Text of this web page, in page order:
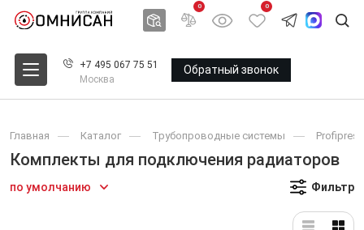
0 0
+7 495 067 75 51
Москва
Обратный звонок
Главная Каталог Трубопроводные системы Profipress
Комплекты для подключения радиаторов
по умолчанию Фильтр